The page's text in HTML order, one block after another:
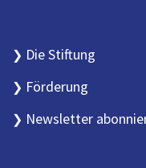
Die Stiftung
Förderung
Newsletter